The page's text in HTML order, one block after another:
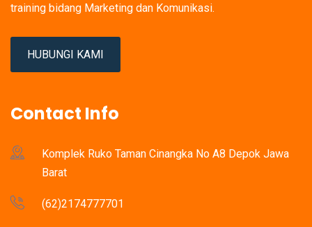
training bidang Marketing dan Komunikasi.
HUBUNGI KAMI
Contact Info
Komplek Ruko Taman Cinangka No A8 Depok Jawa
Barat
(62)2174777701